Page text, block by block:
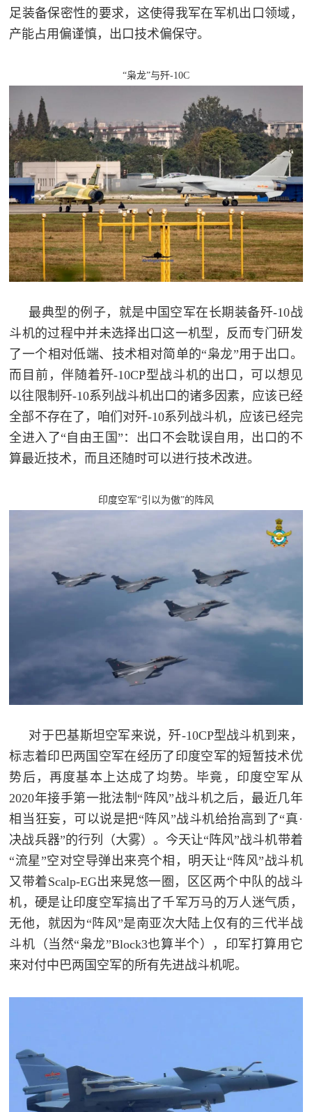
足装备保密性的要求，这使得我军在军机出口领域，
产能占用偏谨慎，出口技术偏保守。
“枭龙”与歼-10C
最典型的例子，就是中国空军在长期装备歼-10战
斗机的过程中并未选择出口这一机型，反而专门研发
了一个相对低端、技术相对简单的“枭龙”用于出口。
而目前，伴随着歼-10CP型战斗机的出口，可以想见
以往限制歼-10系列战斗机出口的诸多因素，应该已经
全部不存在了，咱们对歼-10系列战斗机，应该已经完
全进入了“自由王国”：出口不会耽误自用，出口的不
算最近技术，而且还随时可以进行技术改进。
印度空军“引以为傲”的阵风
对于巴基斯坦空军来说，歼-10CP型战斗机到来，
标志着印巴两国空军在经历了印度空军的短暂技术优
势后，再度基本上达成了均势。毕竟，印度空军从
2020年接手第一批法制“阵风”战斗机之后，最近几年
相当狂妄，可以说是把“阵风”战斗机给抬高到了“真·
决战兵器”的行列（大雾）。今天让“阵风”战斗机带着
“流星”空对空导弹出来亮个相，明天让“阵风”战斗机
又带着Scalp-EG出来晃悠一圈，区区两个中队的战斗
机，硬是让印度空军搞出了千军万马的万人迷气质，
无他，就因为“阵风”是南亚次大陆上仅有的三代半战
斗机（当然“枭龙”Block3也算半个），印军打算用它
来对付中巴两国空军的所有先进战斗机呢。